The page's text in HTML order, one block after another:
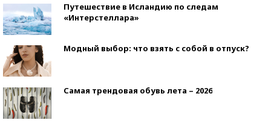
Путешествие в Исландию по следам
«Интерстеллара»
Модный выбор: что взять с собой в отпуск?
Самая трендовая обувь лета – 2026